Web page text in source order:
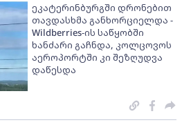
ეკატერინბურგში დრონებით
თავდასხმა განხორციელდა -
Wildberries-ის საწყობში
ხანძარი გაჩნდა, კოლცოვოს
აეროპორტში კი შეზღუდვა
დაწესდა